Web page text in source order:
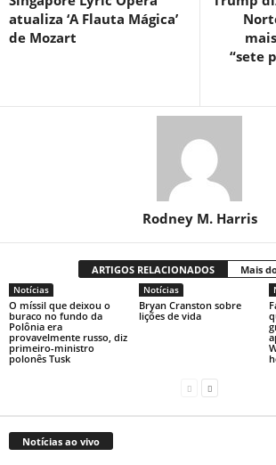
atualiza ‘A Flauta Mágica’
de Mozart
“sete
Rodney M. Harris
ARTIGOS RELACIONADOS Mais
Notícias
O míssil que deixou o
buraco no fundo da
Polônia era
provavelmente russo, diz
primeiro-ministro
polonês Tusk
Notícias
Bryan Cranston sobre
lições de vida
Notícias ao vivo